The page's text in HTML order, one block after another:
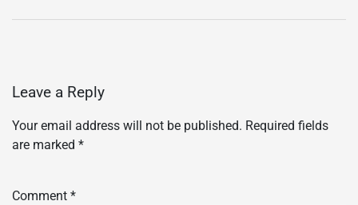
Leave a Reply
Your email address will not be published. Required fields
are marked *
Comment *